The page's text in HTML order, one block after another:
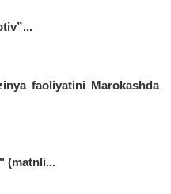
faoliyatini Marokashda
(matnli...